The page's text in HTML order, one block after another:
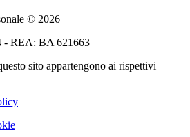
© 2026
- REA: BA 621663
sito appartengono ai rispettivi